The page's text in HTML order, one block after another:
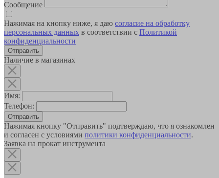
Сообщение
Нажимая на кнопку ниже, я даю согласие на обработку
персональных данных в соответствии с Политикой
конфиденциальности
Наличие в магазинах
Имя:
Телефон:
Отправить
Нажимая кнопку "Отправить" подтверждаю, что я ознакомлен
и согласен с условиями политики конфиденциальности.
Заявка на прокат инструмента